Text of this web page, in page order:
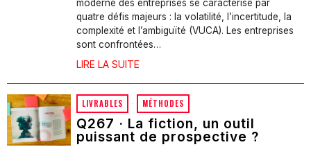
moderne des entreprises se caractérise par
quatre défis majeurs : la volatilité, l’incertitude, la
complexité et l’ambiguïté (VUCA). Les entreprises
sont confrontées…
LIRE LA SUITE
LIVRABLES · MÉTHODES
Q267 · La fiction, un outil
puissant de prospective ?